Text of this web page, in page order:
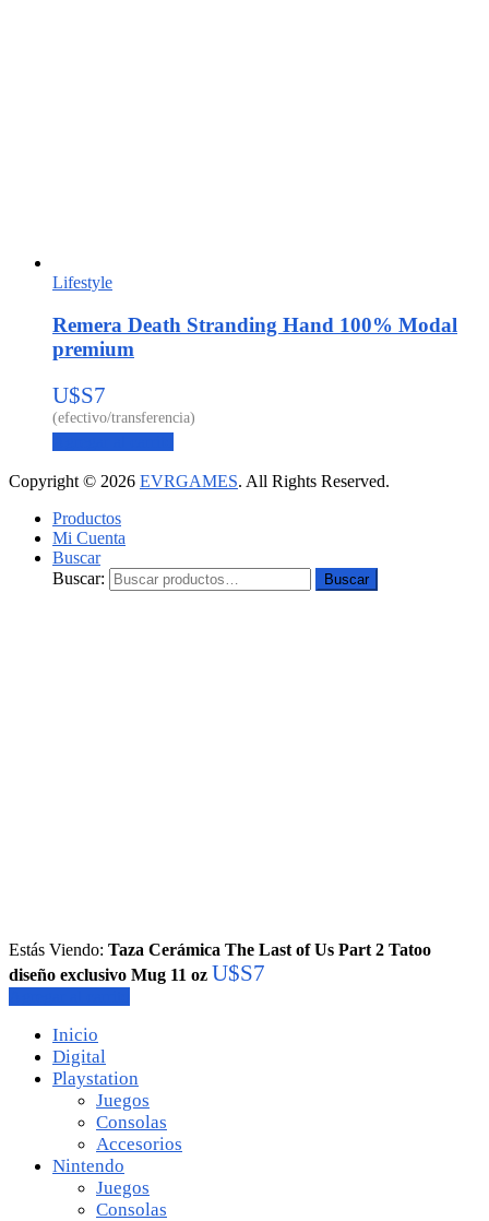
Lifestyle
Remera Death Stranding Hand 100% Modal
premium
U$S7
Copyright © 2026 EVRGAMES. All Rights Reserved.
Productos
Mi Cuenta
Buscar
Buscar:
Buscar
Estás Viendo: Taza Cerámica The Last of Us Part 2 Tatoo
diseño exclusivo Mug 11 oz U$S7
Inicio
Digital
Playstation
Juegos
Consolas
Accesorios
Nintendo
Juegos
Consolas